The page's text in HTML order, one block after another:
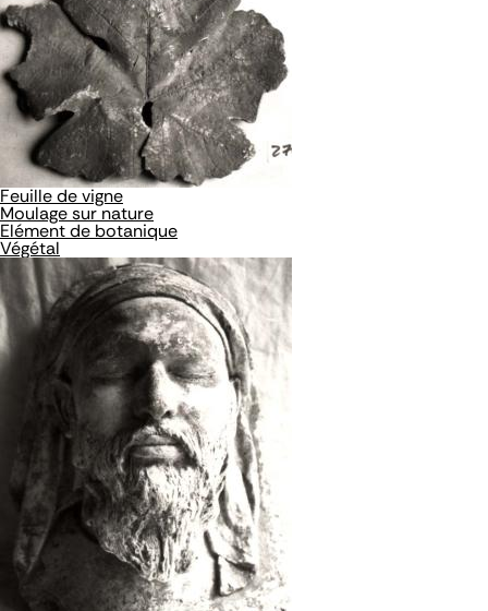
Feuille de vigne
Moulage sur nature
Elément de botanique
Végétal